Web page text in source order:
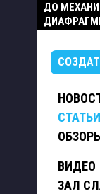
ДО
СТАТЬИ
ВИДЕО
ЗАЛ